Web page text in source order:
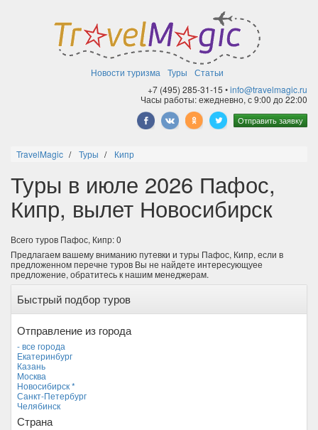
Новости туризма Туры
Статьи
+7 (495) 285-31-15 •info@travelmagic.ru
Часы работы: ежедневно, с 9:00 до 22:00
Отправить заявку
TravelMagic Туры Кипр
Туры в июле 2026 Пафос,
Кипр, вылет Новосибирск
Всего туров Пафос, Кипр: 0
Предлагаем вашему вниманию путевки и туры Пафос, Кипр, если в
предложенном перечне туров Вы не найдете интересующуее
предложение, обратитесь к нашим менеджерам.
Быстрый подбор туров
Отправление из города
- все города
Екатеринбург
Казань
Москва
Новосибирск *
Санкт-Петербург
Челябинск
Страна